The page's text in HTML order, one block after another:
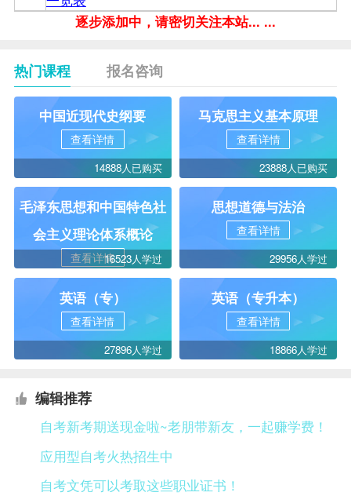
逐步添加中，请密切关注本站... ...
热门课程 报名咨询
中国近现代史纲要
查看详情
14888人已购买
马克思主义基本原理
查看详情
23888人已购买
毛泽东思想和中国特色社
会主义理论体系概论
查看详情16523人学过
思想道德与法治
查看详情
29956人学过
英语（专）
查看详情
27896人学过
英语（专升本）
查看详情
18866人学过
编辑推荐
自考新考期送现金啦~老朋带新友，一起赚学费！
应用型自考火热招生中
自考文凭可以考取这些职业证书！